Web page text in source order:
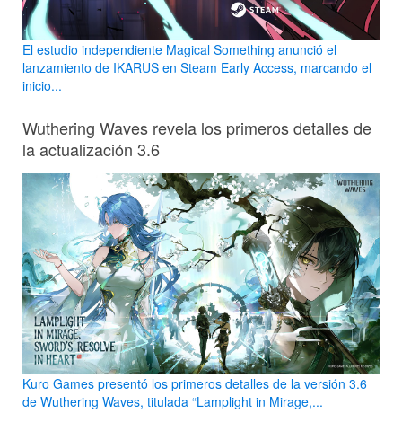
El estudio independiente Magical Something anunció el
lanzamiento de IKARUS en Steam Early Access, marcando el
inicio...
Wuthering Waves revela los primeros detalles de
la actualización 3.6
Kuro Games presentó los primeros detalles de la versión 3.6
de Wuthering Waves, titulada “Lamplight in Mirage,...